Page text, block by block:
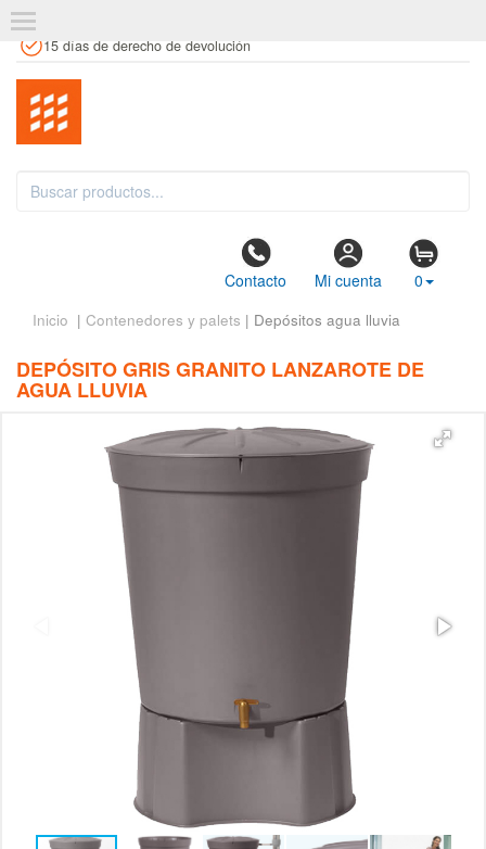
15 días de derecho de devolución
Contacto Mi cuenta 0
Inicio | Contenedores y palets | Depósitos agua lluvia
DEPÓSITO GRIS GRANITO LANZAROTE DE
AGUA LLUVIA